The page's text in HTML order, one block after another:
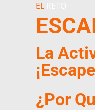
EL
La
¿Por